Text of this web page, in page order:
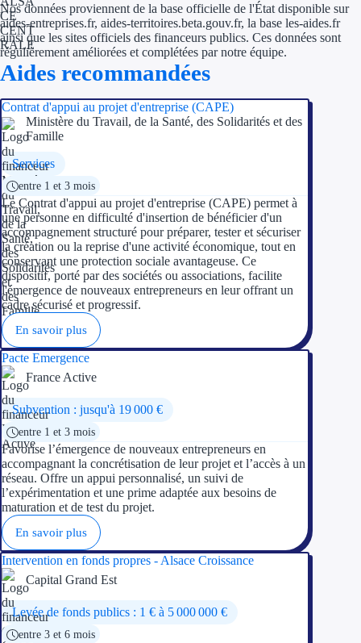
Nos données proviennent de la base officielle de l'État disponible sur
aides-entreprises.fr, aides-territoires.beta.gouv.fr, la base les-aides.fr
ainsi que les sites officiels des financeurs publics. Ces données sont
régulièrement améliorées et complétées par notre équipe.
Aides recommandées
Contrat d'appui au projet d'entreprise (CAPE)
Ministère du Travail, de la Santé, des Solidarités et des
Famille
Services
entre 1 et 3 mois
Le Contrat d'appui au projet d'entreprise (CAPE) permet à
une personne en difficulté d'insertion de bénéficier d'un
accompagnement structuré pour préparer, tester et sécuriser
la création ou la reprise d'une activité économique, tout en
conservant une protection sociale avantageuse. Ce
dispositif, porté par des sociétés ou associations, facilite
l'émergence de nouveaux entrepreneurs en leur offrant un
cadre sécurisé et progressif.
En savoir plus
Pacte Emergence
France Active
Subvention : jusqu'à 19 000 €
entre 1 et 3 mois
Favorise l’émergence de nouveaux entrepreneurs en
accompagnant la concrétisation de leur projet et l’accès à un
réseau. Offre un appui personnalisé, un suivi de
l’expérimentation et une prime adaptée aux besoins de
maturation et de test du projet.
En savoir plus
Intervention en fonds propres - Alsace Croissance
Capital Grand Est
Levée de fonds publics : 1 € à 5 000 000 €
entre 3 et 6 mois